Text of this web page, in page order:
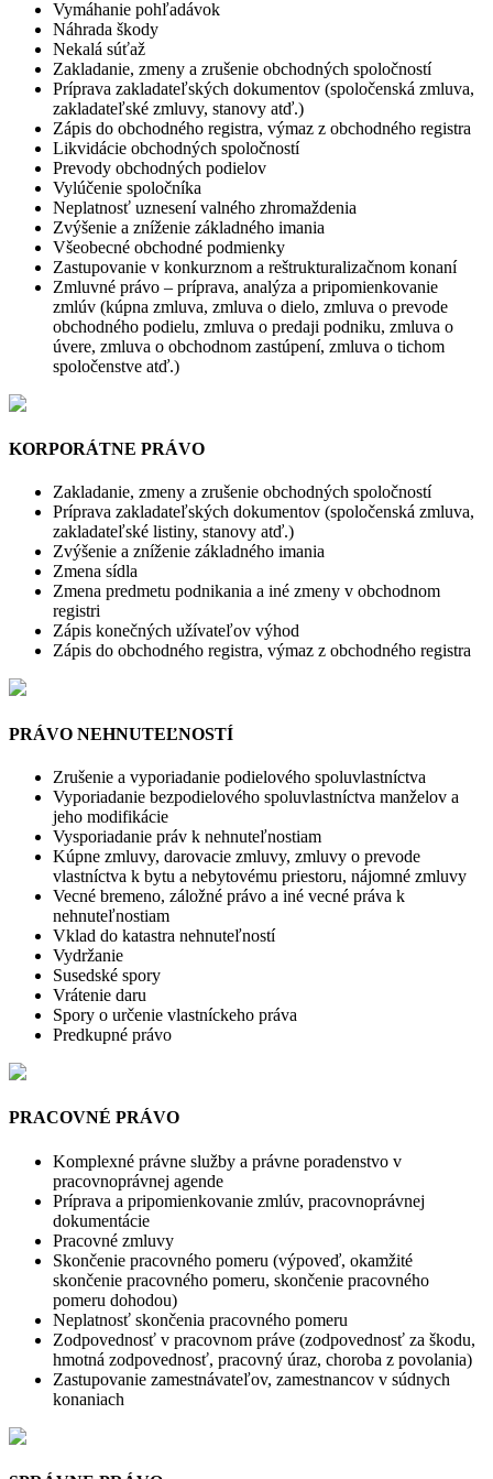
Vymáhanie pohľadávok
Náhrada škody
Nekalá súťaž
Zakladanie, zmeny a zrušenie obchodných spoločností
Príprava zakladateľských dokumentov (spoločenská zmluva,
zakladateľské zmluvy, stanovy atď.)
Zápis do obchodného registra, výmaz z obchodného registra
Likvidácie obchodných spoločností
Prevody obchodných podielov
Vylúčenie spoločníka
Neplatnosť uznesení valného zhromaždenia
Zvýšenie a zníženie základného imania
Všeobecné obchodné podmienky
Zastupovanie v konkurznom a reštrukturalizačnom konaní
Zmluvné právo – príprava, analýza a pripomienkovanie
zmlúv (kúpna zmluva, zmluva o dielo, zmluva o prevode
obchodného podielu, zmluva o predaji podniku, zmluva o
úvere, zmluva o obchodnom zastúpení, zmluva o tichom
spoločenstve atď.)
KORPORÁTNE PRÁVO
Zakladanie, zmeny a zrušenie obchodných spoločností
Príprava zakladateľských dokumentov (spoločenská zmluva,
zakladateľské listiny, stanovy atď.)
Zvýšenie a zníženie základného imania
Zmena sídla
Zmena predmetu podnikania a iné zmeny v obchodnom
registri
Zápis konečných užívateľov výhod
Zápis do obchodného registra, výmaz z obchodného registra
PRÁVO NEHNUTEĽNOSTÍ
Zrušenie a vyporiadanie podielového spoluvlastníctva
Vyporiadanie bezpodielového spoluvlastníctva manželov a
jeho modifikácie
Vysporiadanie práv k nehnuteľnostiam
Kúpne zmluvy, darovacie zmluvy, zmluvy o prevode
vlastníctva k bytu a nebytovému priestoru, nájomné zmluvy
Vecné bremeno, záložné právo a iné vecné práva k
nehnuteľnostiam
Vklad do katastra nehnuteľností
Vydržanie
Susedské spory
Vrátenie daru
Spory o určenie vlastníckeho práva
Predkupné právo
PRACOVNÉ PRÁVO
Komplexné právne služby a právne poradenstvo v
pracovnoprávnej agende
Príprava a pripomienkovanie zmlúv, pracovnoprávnej
dokumentácie
Pracovné zmluvy
Skončenie pracovného pomeru (výpoveď, okamžité
skončenie pracovného pomeru, skončenie pracovného
pomeru dohodou)
Neplatnosť skončenia pracovného pomeru
Zodpovednosť v pracovnom práve (zodpovednosť za škodu,
hmotná zodpovednosť, pracovný úraz, choroba z povolania)
Zastupovanie zamestnávateľov, zamestnancov v súdnych
konaniach